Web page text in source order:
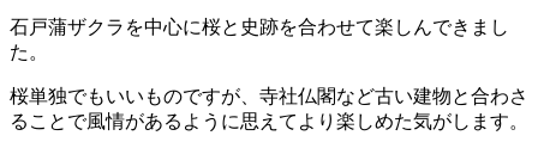
石戸蒲ザクラを中心に桜と史跡を合わせて楽しんできまし
た。
桜単独でもいいものですが、寺社仏閣など古い建物と合わさ
ることで風情があるように思えてより楽しめた気がします。